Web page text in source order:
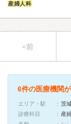
産婦人科
«前
6件の医療機関
エリア・駅
茨
診療科目
産